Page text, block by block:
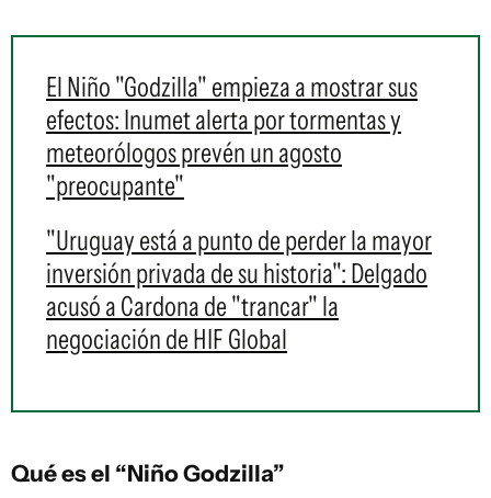
El Niño "Godzilla" empieza a mostrar sus
efectos: Inumet alerta por tormentas y
meteorólogos prevén un agosto
"preocupante"
"Uruguay está a punto de perder la mayor
inversión privada de su historia": Delgado
acusó a Cardona de "trancar" la
negociación de HIF Global
Qué es el “Niño Godzilla”